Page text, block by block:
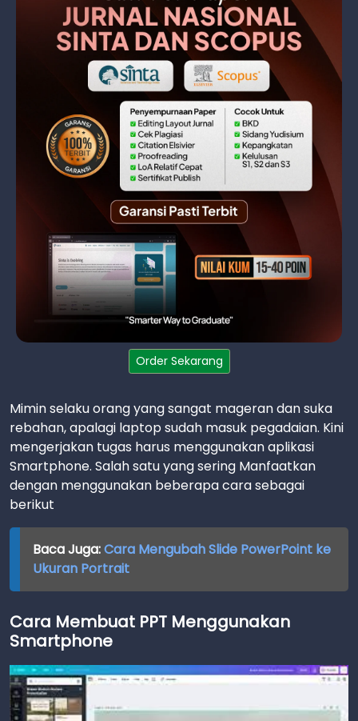
Order Sekarang
Mimin selaku orang yang sangat mageran dan suka
rebahan, apalagi laptop sudah masuk pegadaian. Kini
mengerjakan tugas harus menggunakan aplikasi
Smartphone. Salah satu yang sering Manfaatkan
dengan menggunakan beberapa cara sebagai
berikut
Baca Juga:Cara Mengubah Slide PowerPoint ke
Ukuran Portrait
Cara Membuat PPT Menggunakan
Smartphone